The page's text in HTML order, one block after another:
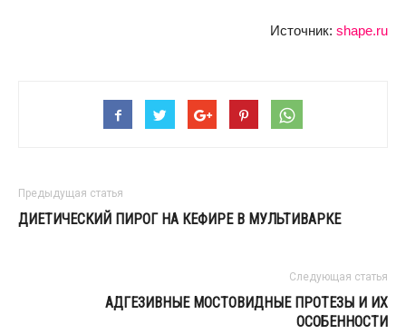
Источник: shape.ru
Предыдущая статья
ДИЕТИЧЕСКИЙ ПИРОГ НА КЕФИРЕ В МУЛЬТИВАРКЕ
Следующая статья
АДГЕЗИВНЫЕ МОСТОВИДНЫЕ ПРОТЕЗЫ И ИХ
ОСОБЕННОСТИ